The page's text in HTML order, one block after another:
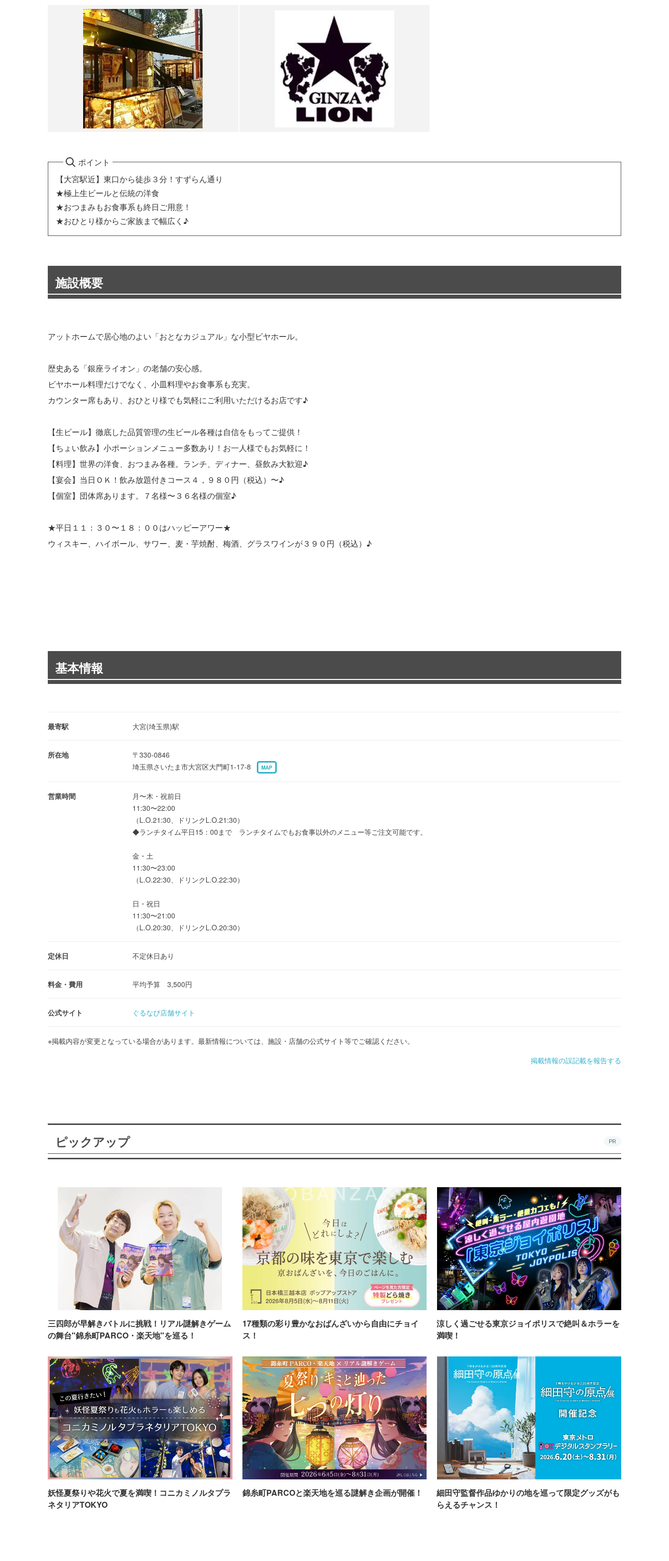
ポイント
【大宮駅近】東口から徒歩３分！すずらん通り
★極上生ビールと伝統の洋食
★おつまみもお食事系も終日ご用意！
★おひとり様からご家族まで幅広く♪
施設概要
アットホームで居心地のよい「おとなカジュアル」な小型ビヤホール。
歴史ある「銀座ライオン」の老舗の安心感。
ビヤホール料理だけでなく、小皿料理やお食事系も充実。
カウンター席もあり、おひとり様でも気軽にご利用いただけるお店です♪
【生ビール】徹底した品質管理の生ビール各種は自信をもってご提供！
【ちょい飲み】小ポーションメニュー多数あり！お一人様でもお気軽に！
【料理】世界の洋食、おつまみ各種。ランチ、ディナー、昼飲み大歓迎♪
【宴会】当日ＯＫ！飲み放題付きコース４，９８０円（税込）〜♪
【個室】団体席あります。７名様〜３６名様の個室♪
★平日１１：３０〜１８：００はハッピーアワー★
ウィスキー、ハイボール、サワー、麦・芋焼酎、梅酒、グラスワインが３９０円（税込）♪
基本情報
最寄駅 大宮(埼玉県)駅
所在地
〒330-0846
埼玉県さいたま市大宮区大門町1-17-8
MAP
営業時間
月〜木・祝前日
11:30〜22:00
（L.O.21:30、ドリンクL.O.21:30）
◆ランチタイム平日15：00まで ランチタイムでもお食事以外のメニュー等ご注文可能です。
金・土
11:30〜23:00
（L.O.22:30、ドリンクL.O.22:30）
日・祝日
11:30〜21:00
（L.O.20:30、ドリンクL.O.20:30）
定休日 不定休日あり
料金・費用 平均予算 3,500円
公式サイト ぐるなび店舗サイト
※掲載内容が変更となっている場合があります。最新情報については、施設・店舗の公式サイト等でご確認ください。
掲載情報の誤記載を報告する
ピックアップ PR
三四郎が早解きバトルに挑戦！リアル謎解きゲーム
の舞台"錦糸町PARCO・楽天地"を巡る！
17種類の彩り豊かなおばんざいから自由にチョイ
ス！
涼しく過ごせる東京ジョイポリスで絶叫＆ホラーを
満喫！
妖怪夏祭りや花火で夏を満喫！コニカミノルタプラ
ネタリアTOKYO
錦糸町PARCOと楽天地を巡る謎解き企画が開催！
細田守監督作品ゆかりの地を巡って限定グッズがも
らえるチャンス！